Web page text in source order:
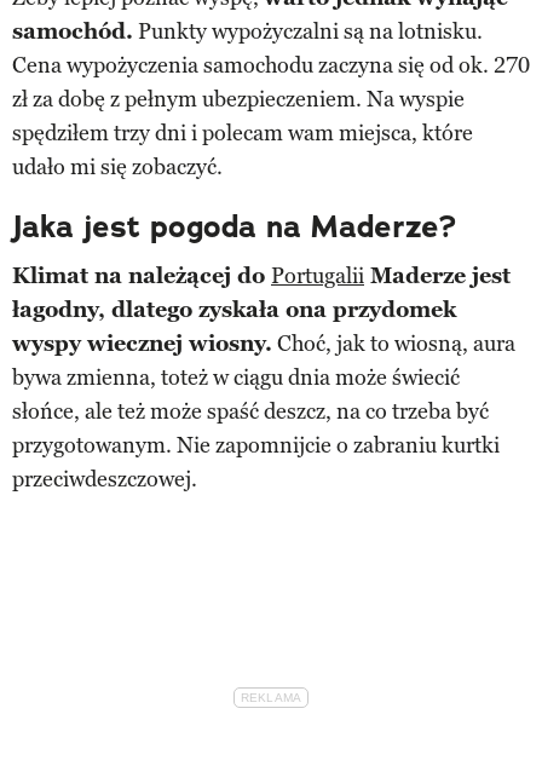
samochód. Punkty wypożyczalni są na lotnisku.
Cena wypożyczenia samochodu zaczyna się od ok. 270
zł za dobę z pełnym ubezpieczeniem. Na wyspie
spędziłem trzy dni i polecam wam miejsca, które
udało mi się zobaczyć.
Jaka jest pogoda na Maderze?
Klimat na należącej do Portugalii Maderze jest
łagodny, dlatego zyskała ona przydomek
wyspy wiecznej wiosny. Choć, jak to wiosną, aura
bywa zmienna, toteż w ciągu dnia może świecić
słońce, ale też może spaść deszcz, na co trzeba być
przygotowanym. Nie zapomnijcie o zabraniu kurtki
przeciwdeszczowej.